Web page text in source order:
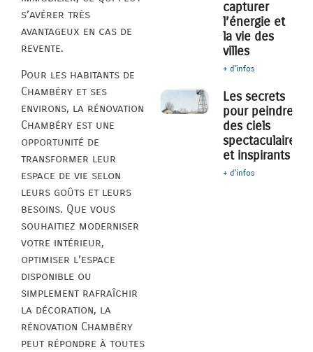
s’avérer très
avantageux en cas de
revente.
Pour les habitants de
Chambéry et ses
environs, la rénovation
Chambéry est une
opportunité de
transformer leur
espace de vie selon
leurs goûts et leurs
besoins. Que vous
souhaitiez moderniser
votre intérieur,
optimiser l’espace
disponible ou
simplement rafraîchir
la décoration, la
rénovation Chambéry
peut répondre à toutes
capturer
l’énergie et
la vie des
villes
+ d'infos
Les secrets
pour peindre
des ciels
spectaculaires
et inspirants
+ d'infos